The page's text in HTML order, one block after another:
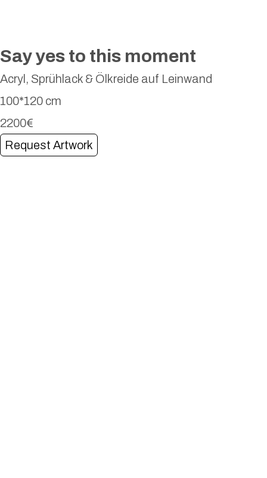
Say yes to this moment
Acryl, Sprühlack & Ölkreide auf Leinwand
100*120 cm
2200€
Request Artwork